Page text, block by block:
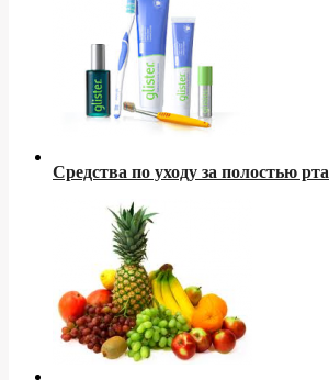
Средства по уходу за полостью рта